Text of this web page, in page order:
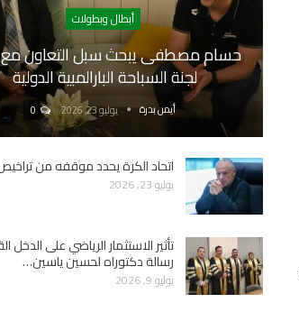
أبطال وبطولات
حسام مصطفى يبحث سبل التعاون
لجنة السباحة البارالمبية الدولية
أيمن بدرة يوليو 23, 2026
اتحاد الكرة يحدد موقفه من تراخيص
يوليو 23, 2026
تأثير الاستثمار الرياضي على
رسالة دكتوراه لحسين ياسين…
يوليو 9, 2026